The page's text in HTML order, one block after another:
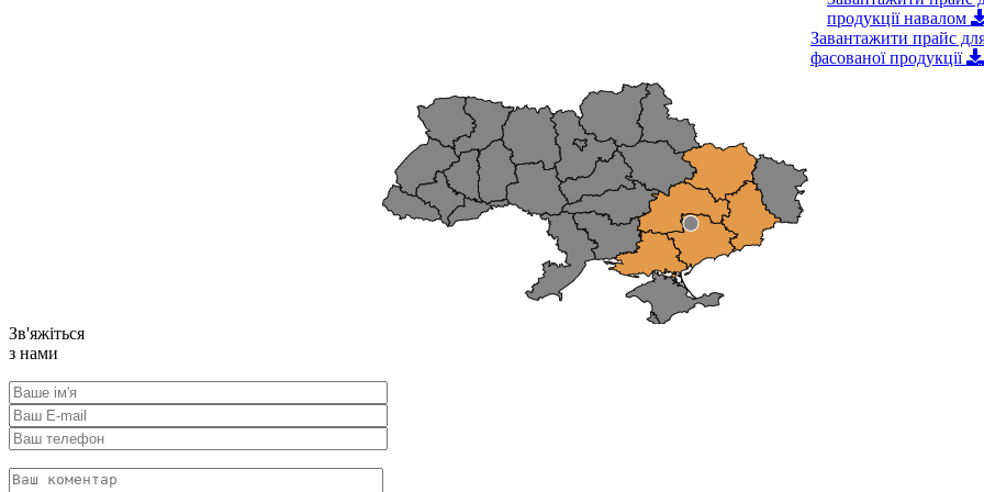
продукції навалом
Завантажити прайс
фасованої продукції
Зв'яжіться
з нами